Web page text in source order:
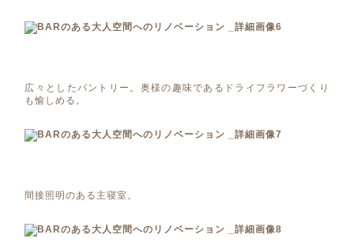
広々としたパントリー。奥様の趣味であるドライフラワーづくり
も愉しめる。
間接照明のある主寝室。